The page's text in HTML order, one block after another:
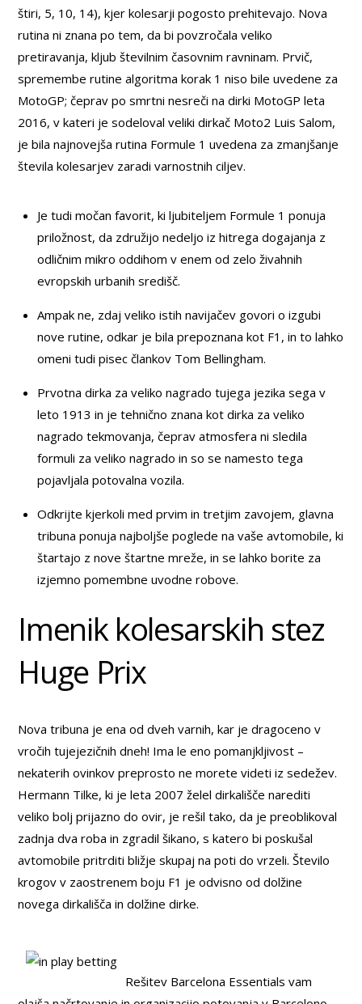
štiri, 5, 10, 14), kjer kolesarji pogosto prehitevajo. Nova
rutina ni znana po tem, da bi povzročala veliko
pretiravanja, kljub številnim časovnim ravninam. Prvič,
spremembe rutine algoritma korak 1 niso bile uvedene za
MotoGP; čeprav po smrtni nesreči na dirki MotoGP leta
2016, v kateri je sodeloval veliki dirkač Moto2 Luis Salom,
je bila najnovejša rutina Formule 1 uvedena za zmanjšanje
števila kolesarjev zaradi varnostnih ciljev.
Je tudi močan favorit, ki ljubiteljem Formule 1 ponuja
priložnost, da združijo nedeljo iz hitrega dogajanja z
odličnim mikro oddihom v enem od zelo živahnih
evropskih urbanih središč.
Ampak ne, zdaj veliko istih navijačev govori o izgubi
nove rutine, odkar je bila prepoznana kot F1, in to lahko
omeni tudi pisec člankov Tom Bellingham.
Prvotna dirka za veliko nagrado tujega jezika sega v
leto 1913 in je tehnično znana kot dirka za veliko
nagrado tekmovanja, čeprav atmosfera ni sledila
formuli za veliko nagrado in so se namesto tega
pojavljala potovalna vozila.
Odkrijte kjerkoli med prvim in tretjim zavojem, glavna
tribuna ponuja najboljše poglede na vaše avtomobile, ki
štartajo z nove štartne mreže, in se lahko borite za
izjemno pomembne uvodne robove.
Imenik kolesarskih stez
Huge Prix
Nova tribuna je ena od dveh varnih, kar je dragoceno v
vročih tujejezičnih dneh! Ima le eno pomanjkljivost –
nekaterih ovinkov preprosto ne morete videti iz sedežev.
Hermann Tilke, ki je leta 2007 želel dirkališče narediti
veliko bolj prijazno do ovir, je rešil tako, da je preoblikoval
zadnja dva roba in zgradil šikano, s katero bi poskušal
avtomobile pritrditi bližje skupaj na poti do vrzeli. Število
krogov v zaostrenem boju F1 je odvisno od dolžine
novega dirkališča in dolžine dirke.
Rešitev Barcelona Essentials vam